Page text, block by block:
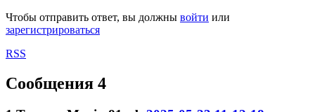
Чтобы отправить ответ, вы должны войти или
зарегистрироваться
RSS
Сообщения 4